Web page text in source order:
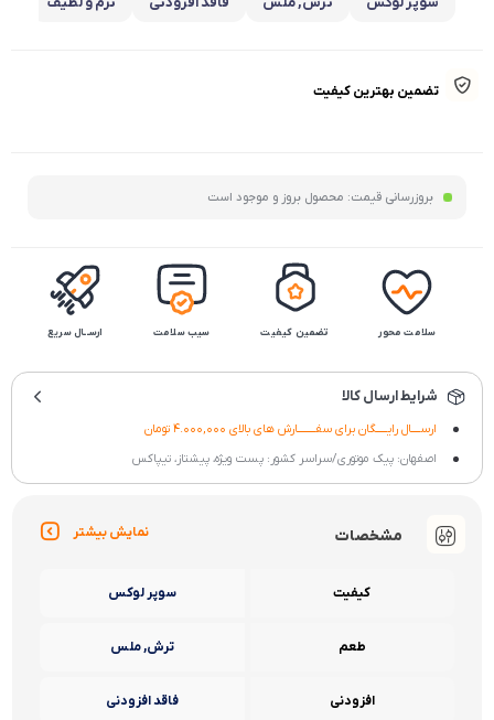
تضمین بهترین کیفیت
بروزرسانی قیمت: محصول بروز و موجود است
سلامت محور تضمین کیفیت سیب سلامت ارســال سریع
شرایط ارسال کالا
ارســــال رایـــــگان برای سفــــــــارش های بالای 4.000,000 تومان
اصفهان: پیک موتوری/سراسر کشور: پست ویژه، پیشتاز، تیپاکس
مشخصات نمایش بیشتر
کیفیت سوپر لوکس
طعم ترش, ملس
افزودنی فاقد افزودنی